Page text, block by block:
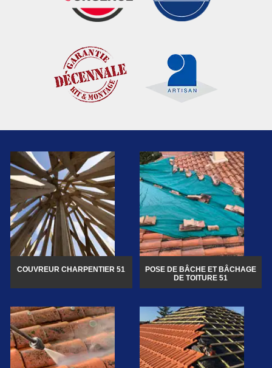
COUVREUR CHARPENTIER 51
POSE DE BÂCHE ET BÂCHAGE
DE TOITURE 51